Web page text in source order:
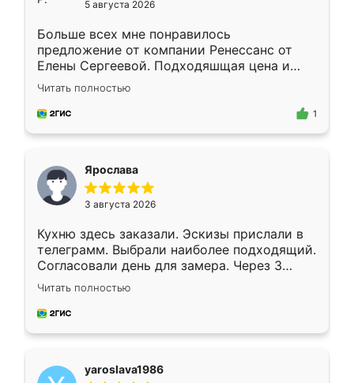
5 августа 2026
Больше всех мне понравилось
предложение от компании Ренессанс от
Елены Сергеевой. Подходяшщая цена и
короткие сроки изготовления. Приехавший
для замера сотрудник Владислав
предложил по моему эскизу самый
Читать полностью
1
Ярослава
3 августа 2026
Кухню здесь заказали. Эскизы прислали в
телеграмм. Выбрали наиболее подходящий.
Согласовали день для замера. Через 3
недели кухня была уже готова. Остались
довольны работой. Спасибо Ренессанс
мебель за качественную работу!
Читать полностью
yaroslava1986